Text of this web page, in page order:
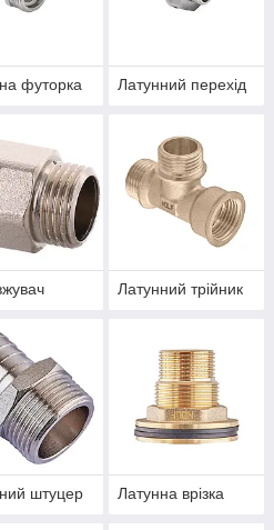
футорка Латунний перехід
Латунний трійник
штуцер Латунна врізка